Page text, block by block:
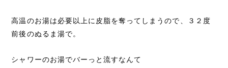
高温のお湯は必要以上に皮脂を奪ってしまうので、３２度
前後のぬるま湯で。
シャワーのお湯でバーっと流すなんて